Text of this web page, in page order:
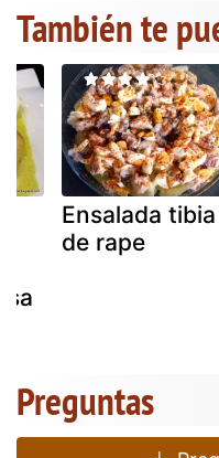
También te
Ensalada tibia
de rape
Preguntas